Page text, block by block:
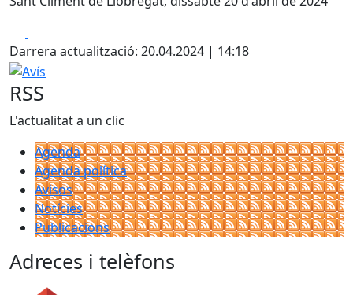
Darrera actualització: 20.04.2024 | 14:18
Avís
RSS
L'actualitat a un clic
Agenda
Agenda política
Avisos
Notícies
Publicacions
Adreces i telèfons